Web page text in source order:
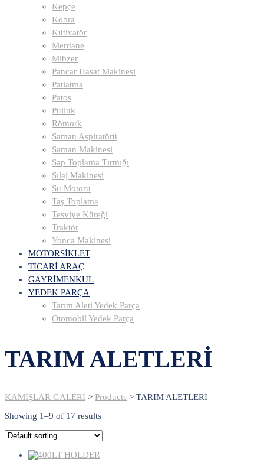
Kepçe
Kobra
Kütivatör
Merdane
Mibzer
Pancar Hasat Makinesi
Patlatma
Patos
Pulluk
Römork
Saman Aspiratörü
Saman Makinesi
Sap Toplama Tırmığı
Sılaj Makinesi
Su Motoru
Taş Toplama
Tesviye Küreği
Traktör
Yonca Makinesi
MOTORSİKLET
TİCARİ ARAÇ
GAYRİMENKUL
YEDEK PARÇA
Tarım Aleti Yedek Parça
Otomobil Yedek Parça
TARIM ALETLERİ
KAMIŞLAR GALERİ > Products > TARIM ALETLERİ
Showing 1–9 of 17 results